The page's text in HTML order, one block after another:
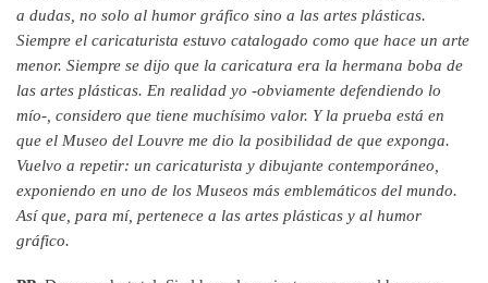
a dudas, no solo al humor gráfico sino a las artes plásticas.
Siempre el caricaturista estuvo catalogado como que hace un arte
menor. Siempre se dijo que la caricatura era la hermana boba de
las artes plásticas. En realidad yo -obviamente defendiendo lo
mío-, considero que tiene muchísimo valor. Y la prueba está en
que el Museo del Louvre me dio la posibilidad de que exponga.
Vuelvo a repetir: un caricaturista y dibujante contemporáneo,
exponiendo en uno de los Museos más emblemáticos del mundo.
Así que, para mí, pertenece a las artes plásticas y al humor
gráfico.